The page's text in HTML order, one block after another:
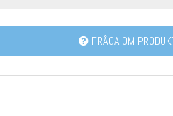
FRÅGA OM